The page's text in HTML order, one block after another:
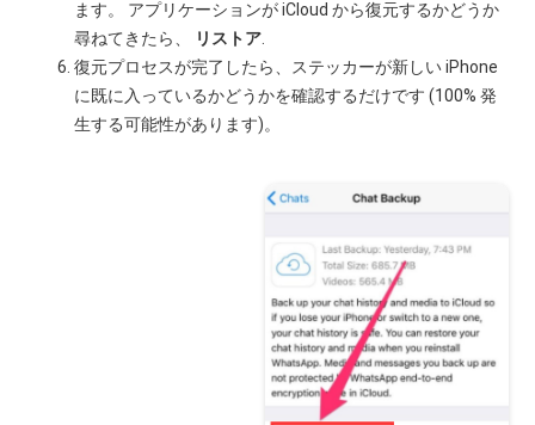
ます。 アプリケーションが iCloud から復元するかどうか
尋ねてきたら、
リストア
復元プロセスが完了したら、ステッカーが新しい iPhone
に既に入っているかどうかを確認するだけです (100% 発
生する可能性があります)。